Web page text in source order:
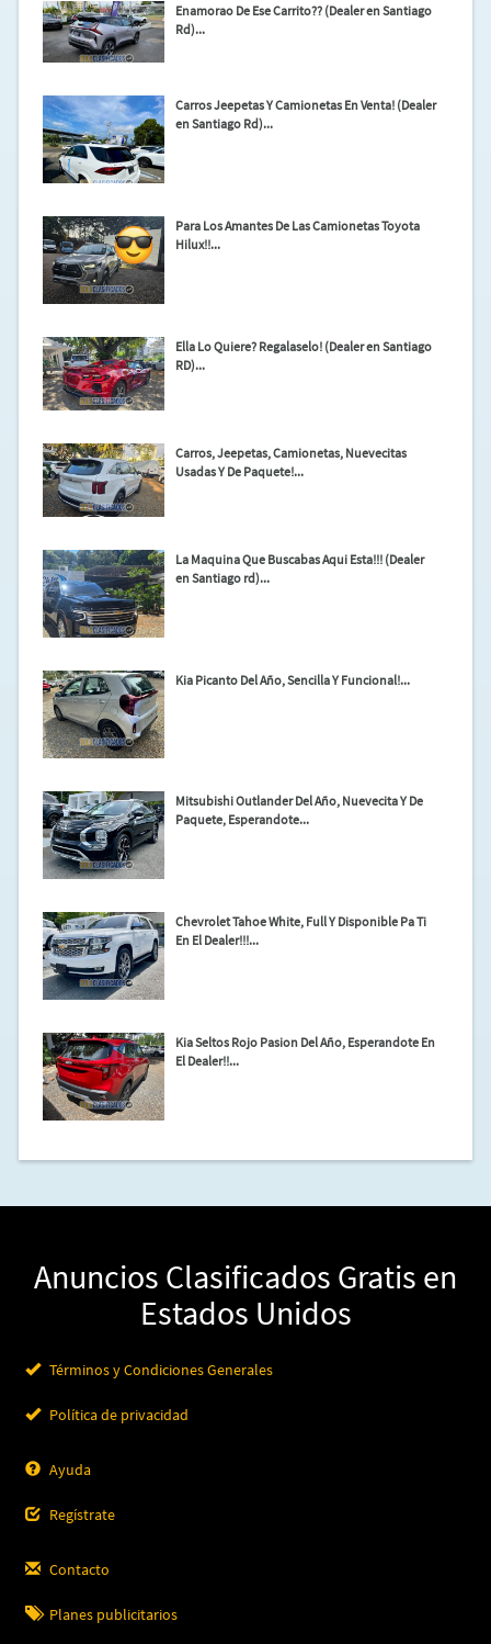
Enamorao De Ese Carrito?? (Dealer en Santiago
Rd)...
Carros Jeepetas Y Camionetas En Venta! (Dealer
en Santiago Rd)...
Para Los Amantes De Las Camionetas Toyota
Hilux!!...
Ella Lo Quiere? Regalaselo! (Dealer en Santiago
RD)...
Carros, Jeepetas, Camionetas, Nuevecitas
Usadas Y De Paquete!...
La Maquina Que Buscabas Aqui Esta!!! (Dealer
en Santiago rd)...
Kia Picanto Del Año, Sencilla Y Funcional!...
Mitsubishi Outlander Del Año, Nuevecita Y De
Paquete, Esperandote...
Chevrolet Tahoe White, Full Y Disponible Pa Ti
En El Dealer!!!...
Kia Seltos Rojo Pasion Del Año, Esperandote En
El Dealer!!...
Anuncios Clasificados Gratis en
Estados Unidos
Términos y Condiciones Generales
Política de privacidad
Ayuda
Regístrate
Contacto
Planes publicitarios